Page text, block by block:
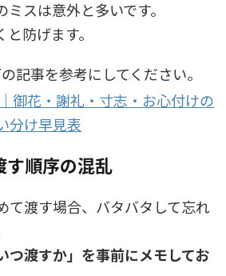
スは意外と多いです。
防げます。
記事を参考にしてください。
御花・謝礼・寸志・お心付けの
分け早見表
順序の混乱
て渡す場合、バタバタして忘れ
つ渡すか」を事前にメモしてお